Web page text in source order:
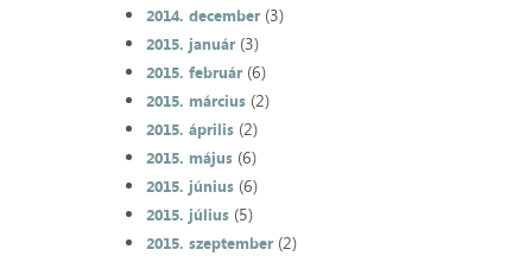
2014. december(3)
2015. január(3)
2015. február(6)
2015. március(2)
2015. április(2)
2015. május(6)
2015. június(6)
2015. július(5)
2015. szeptember(2)